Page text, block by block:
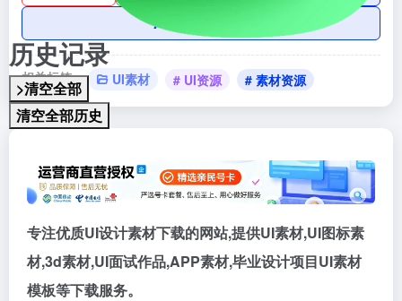
历史记录
>清空全部
清空全部历史
AI账号购买
相关标签： UI素材 # UI资源 # 素材资源
专注优质UI设计素材下载的网站,提供UI素材,UI图标素
材,3d素材,UI面试作品,APP素材,毕业设计项目UI素材
模板等下载服务。